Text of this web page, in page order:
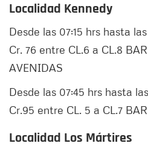
Localidad Kennedy
Desde las 07:15 hrs hasta
Cr. 76 entre CL.6 a CL.8
AVENIDAS
Desde las 07:45 hrs hasta
Cr.95 entre CL. 5 a CL.7
Localidad Los Mártires